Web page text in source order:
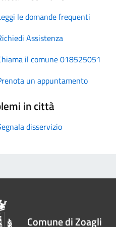
le domande frequenti
Assistenza
il comune 018525051
un appuntamento
in città
disservizio
Comune di Zoagli